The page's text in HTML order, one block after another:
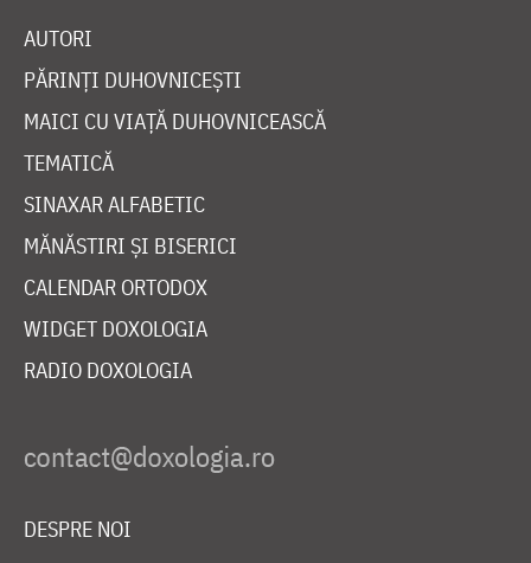
AUTORI
PĂRINȚI DUHOVNICEȘTI
MAICI CU VIAȚĂ DUHOVNICEASCĂ
TEMATICĂ
SINAXAR ALFABETIC
MĂNĂSTIRI ȘI BISERICI
CALENDAR ORTODOX
WIDGET DOXOLOGIA
RADIO DOXOLOGIA
DESPRE NOI